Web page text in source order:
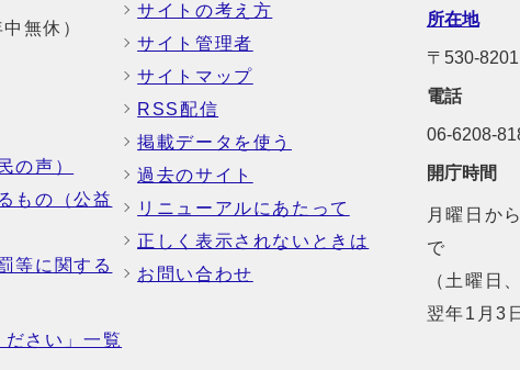
無休）
の声）
もの（公益
等に関する
ださい」一覧
サイトの考え方
サイト管理者
サイトマップ
RSS配信
掲載データを使う
過去のサイト
リニューアルにあたって
正しく表示されないときは
お問い合わせ
所在地
〒530-
電話
06-6208-
開庁時間
月曜日か
で
（土曜日
翌年1月3